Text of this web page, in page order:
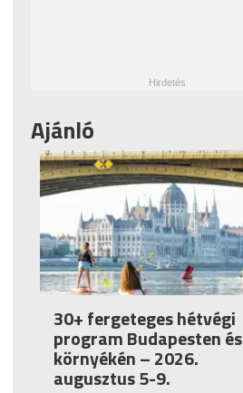
Ajánló
30+ fergeteges hétvégi
program Budapesten és
környékén – 2026.
augusztus 5-9.